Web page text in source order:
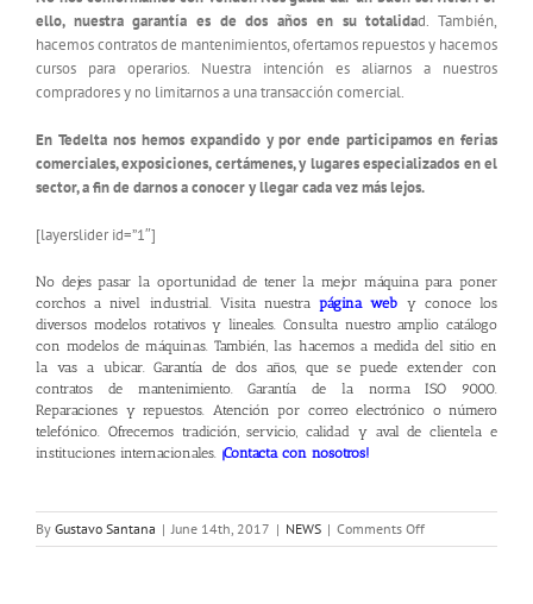
ello, nuestra garantía es de dos años en su totalidad. También,
hacemos contratos de mantenimientos, ofertamos repuestos y hacemos
cursos para operarios. Nuestra intención es aliarnos a nuestros
compradores y no limitarnos a una transacción comercial.
En Tedelta nos hemos expandido y por ende participamos en ferias
comerciales, exposiciones, certámenes, y lugares especializados en el
sector, a fin de darnos a conocer y llegar cada vez más lejos.
[layerslider id=”1″]
No dejes pasar la oportunidad de tener la mejor máquina para poner
corchos a nivel industrial. Visita nuestrapágina web y conoce los
diversos modelos rotativos y lineales. Consulta nuestro amplio catálogo
con modelos de máquinas. También, las hacemos a medida del sitio en
la vas a ubicar. Garantía de dos años, que se puede extender con
contratos de mantenimiento. Garantía de la norma ISO 9000.
Reparaciones y repuestos. Atención por correo electrónico o número
telefónico. Ofrecemos tradición, servicio, calidad y aval de clientela e
instituciones internacionales. ¡Contacta con nosotros!
By Gustavo Santana | June 14th, 2017 | NEWS | Comments Offon
Máquina